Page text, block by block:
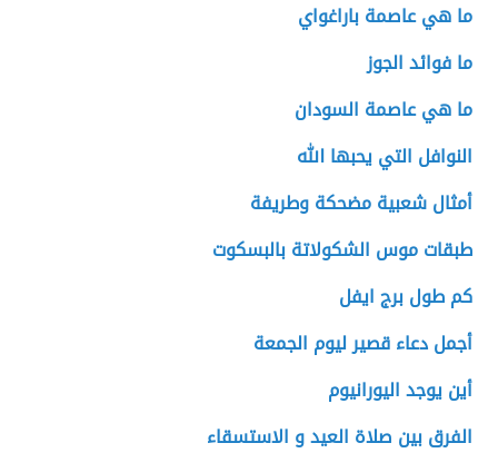
ما هي عاصمة باراغواي
ما فوائد الجوز
ما هي عاصمة السودان
النوافل التي يحبها الله
أمثال شعبية مضحكة وطريفة
طبقات موس الشكولاتة بالبسكوت
كم طول برج ايفل
أجمل دعاء قصير ليوم الجمعة
أين يوجد اليورانيوم
الفرق بين صلاة العيد و الاستسقاء